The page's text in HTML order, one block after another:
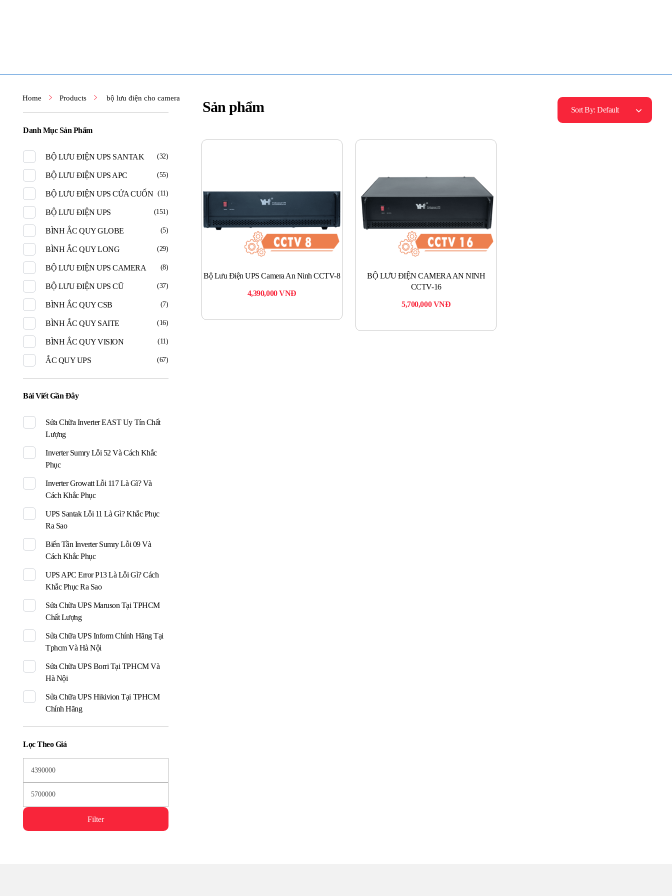
Home Products bộ lưu điện cho camera
Sản phẩm Sort By:Default
Bộ Lưu Điện UPS Camera An Ninh CCTV-8
4,390,000VNĐ
BỘ LƯU ĐIỆN CAMERA AN NINH
CCTV-16
5,700,000VNĐ
Danh Mục Sản Phẩm
BỘ LƯU ĐIỆN UPS SANTAK (32)
BỘ LƯU ĐIỆN UPS APC (55)
BỘ LƯU ĐIỆN UPS CỬA CUỐN (11)
BỘ LƯU ĐIỆN UPS (151)
BÌNH ẮC QUY GLOBE (5)
BÌNH ẮC QUY LONG (29)
BỘ LƯU ĐIỆN UPS CAMERA (8)
BỘ LƯU ĐIỆN UPS CŨ (37)
BÌNH ẮC QUY CSB (7)
BÌNH ẮC QUY SAITE (16)
BÌNH ẮC QUY VISION (11)
ẮC QUY UPS (67)
Bài Viết Gần Đây
Sửa Chữa Inverter EAST Uy Tín Chất
Lượng
Inverter Sumry Lỗi 52 Và Cách Khắc
Phục
Inverter Growatt Lỗi 117 Là Gì? Và
Cách Khắc Phục
UPS Santak Lỗi 11 Là Gì? Khắc Phục
Ra Sao
Biến Tần Inverter Sumry Lỗi 09 Và
Cách Khắc Phục
UPS APC Error P13 Là Lỗi Gì? Cách
Khắc Phục Ra Sao
Sửa Chữa UPS Maruson Tại TPHCM
Chất Lượng
Sửa Chữa UPS Inform Chính Hãng Tại
Tphcm Và Hà Nội
Sửa Chữa UPS Borri Tại TPHCM Và
Hà Nội
Sửa Chữa UPS Hikivion Tại TPHCM
Chính Hãng
Lọc Theo Giá
Filter